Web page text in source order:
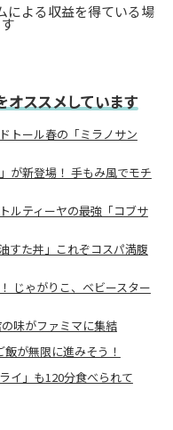
による収益を得ている場
オススメしています
トール春の「ミラノサン
が新登場！ 手もみ風でモチ
ルティーヤの最強「コブサ
すた丼」これぞコスパ満腹
じゃがりこ、ベビースター
味がファミマに集結
が無限に進みそう！
イ」も120分食べられて